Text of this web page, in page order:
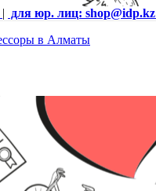
| для юр. лиц: shop@idp.kz